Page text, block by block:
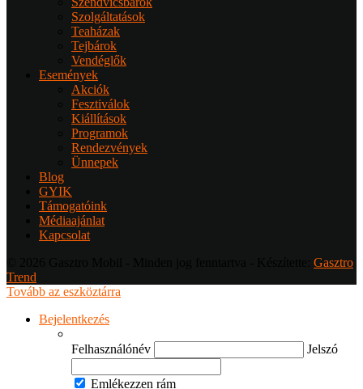
Szolgáltatások
Teaházak
Tejbárok
Vendéglők
Események
Akciók
Fesztiválok
Kiállítások
Programok
Rendezvények
Ünnepek
Blog
GYIK
Támogatóink
Médiaajánlat
Kapcsolat
Gasztro
Trend
Tovább az eszköztárra
Bejelentkezés
Felhasználónév Jelszó
Emlékezzen rám